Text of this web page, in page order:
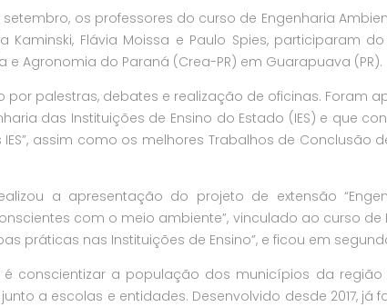
setembro, os professores do curso de Engenharia
Kaminski, Flávia Moissa e Paulo Spies, participaram
e Agronomia do Paraná (Crea-PR) em Guarapuava (PR).
por palestras, debates e realização de oficinas. Foram
das Instituições de Ensino do Estado (IES) e que
IES”, assim como os melhores Trabalhos de
a apresentação do projeto de extensão
com o meio ambiente”, vinculado ao curso de
práticas nas Instituições de Ensino”, e ficou em
conscientizar a população dos municípios da região
a escolas e entidades. Desenvolvido desde 2017, já